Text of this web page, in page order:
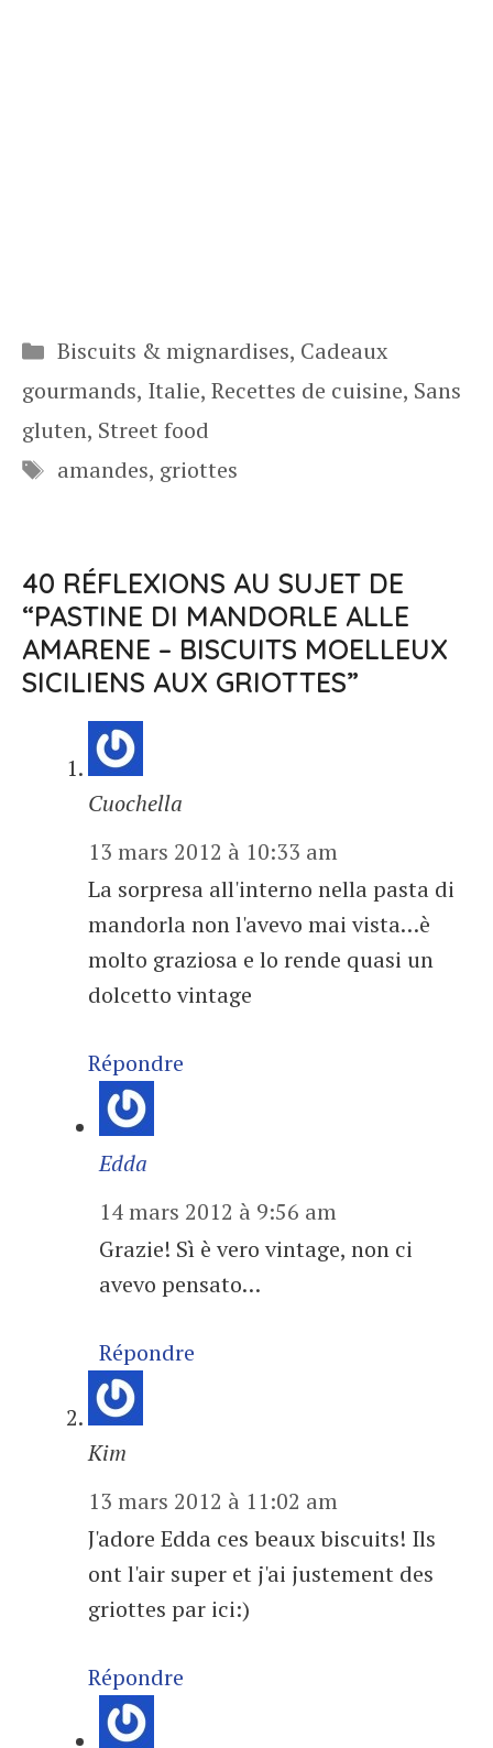
Catégories
Biscuits & mignardises, Cadeaux
gourmands, Italie, Recettes de cuisine, Sans
gluten, Street food
Étiquettes
amandes, griottes
40 RÉFLEXIONS AU SUJET DE
“PASTINE DI MANDORLE ALLE
AMARENE – BISCUITS MOELLEUX
SICILIENS AUX GRIOTTES”
Cuochella
13 mars 2012 à 10:33 am
La sorpresa all'interno nella pasta di
mandorla non l'avevo mai vista…è
molto graziosa e lo rende quasi un
dolcetto vintage
Répondre
Edda
14 mars 2012 à 9:56 am
Grazie! Sì è vero vintage, non ci
avevo pensato…
Répondre
Kim
13 mars 2012 à 11:02 am
J'adore Edda ces beaux biscuits! Ils
ont l'air super et j'ai justement des
griottes par ici:)
Répondre